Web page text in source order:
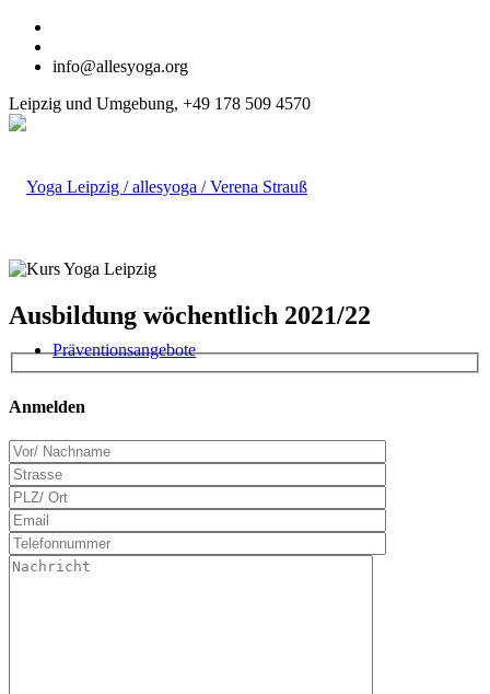
info@allesyoga.org
Leipzig und Umgebung, +49 178 509 4570
Präventionsangebote
Workshops
Ausbildung wöchentlich 2021/22
Anmelden